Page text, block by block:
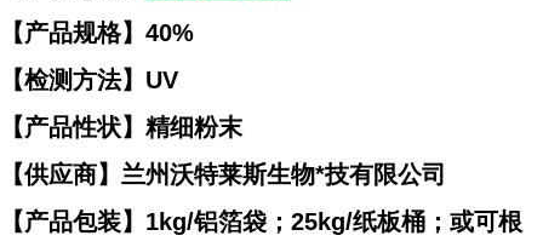
【产品规格】40%
【检测方法】UV
【产品性状】精细粉末
【供应商】兰州沃特莱斯生物*技有限公司
【产品包装】1kg/铝箔袋；25kg/纸板桶；或可根